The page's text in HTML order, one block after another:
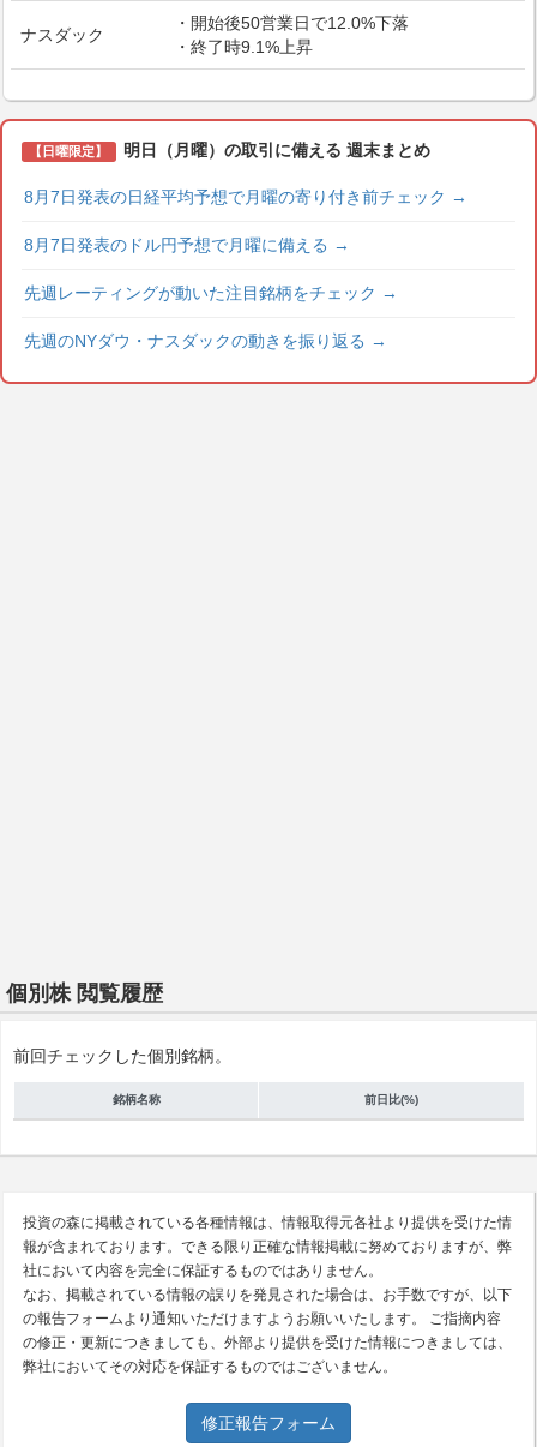
ナスダック
・開始後50営業日で12.0%下落
・終了時9.1%上昇
【日曜限定】 明日（月曜）の取引に備える 週末まとめ
8月7日発表の日経平均予想で月曜の寄り付き前チェック →
8月7日発表のドル円予想で月曜に備える →
先週レーティングが動いた注目銘柄をチェック →
先週のNYダウ・ナスダックの動きを振り返る →
個別株 閲覧履歴
前回チェックした個別銘柄。
銘柄名称 前日比(%)
投資の森に掲載されている各種情報は、情報取得元各社より提供を受けた情
報が含まれております。できる限り正確な情報掲載に努めておりますが、弊
社において内容を完全に保証するものではありません。
なお、掲載されている情報の誤りを発見された場合は、お手数ですが、以下
の報告フォームより通知いただけますようお願いいたします。 ご指摘内容
の修正・更新につきましても、外部より提供を受けた情報につきましては、
弊社においてその対応を保証するものではございません。
修正報告フォーム